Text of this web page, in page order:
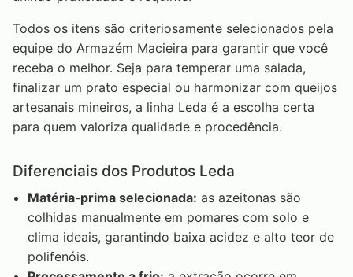
Todos os itens são criteriosamente selecionados pela
equipe do Armazém Macieira para garantir que você
receba o melhor. Seja para temperar uma salada,
finalizar um prato especial ou harmonizar com queijos
artesanais mineiros, a linha Leda é a escolha certa
para quem valoriza qualidade e procedência.
Diferenciais dos Produtos Leda
Matéria‑prima selecionada: as azeitonas são
colhidas manualmente em pomares com solo e
clima ideais, garantindo baixa acidez e alto teor de
polifenóis.